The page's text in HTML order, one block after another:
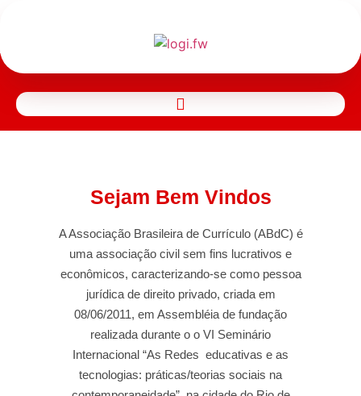
Sejam Bem Vindos
A Associação Brasileira de Currículo (ABdC) é
uma associação civil sem fins lucrativos e
econômicos, caracterizando-se como pessoa
jurídica de direito privado, criada em
08/06/2011, em Assembléia de fundação
realizada durante o o VI Seminário
Internacional “As Redes educativas e as
tecnologias: práticas/teorias sociais na